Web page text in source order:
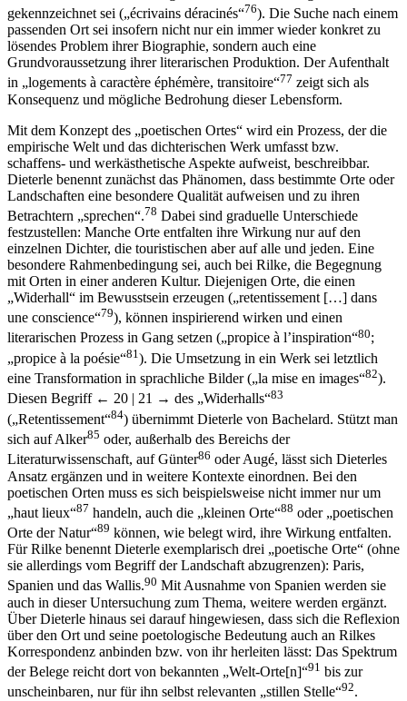
gekennzeichnet sei („écrivains déracinés“76). Die Suche nach einem
passenden Ort sei insofern nicht nur ein immer wieder konkret zu
lösendes Problem ihrer Biographie, sondern auch eine
Grundvoraussetzung ihrer literarischen Produktion. Der Aufenthalt
in „logements à caractère éphémère, transitoire“77 zeigt sich als
Konsequenz und mögliche Bedrohung dieser Lebensform.
Mit dem Konzept des „poetischen Ortes“ wird ein Prozess, der die
empirische Welt und das dichterischen Werk umfasst bzw.
schaffens- und werkästhetische Aspekte aufweist, beschreibbar.
Dieterle benennt zunächst das Phänomen, dass bestimmte Orte oder
Landschaften eine besondere Qualität aufweisen und zu ihren
Betrachtern „sprechen“.78 Dabei sind graduelle Unterschiede
festzustellen: Manche Orte entfalten ihre Wirkung nur auf den
einzelnen Dichter, die touristischen aber auf alle und jeden. Eine
besondere Rahmenbedingung sei, auch bei Rilke, die Begegnung
mit Orten in einer anderen Kultur. Diejenigen Orte, die einen
„Widerhall“ im Bewusstsein erzeugen („retentissement […] dans
une conscience“79), können inspirierend wirken und einen
literarischen Prozess in Gang setzen („propice à l’inspiration“80;
„propice à la poésie“81 ). Die Umsetzung in ein Werk sei letztlich
eine Transformation in sprachliche Bilder („la mise en images“82).
Diesen Begriff ← 20 | 21 → des „Widerhalls“83
(„Retentissement“84) übernimmt Dieterle von Bachelard. Stützt man
sich auf Alker85 oder, außerhalb des Bereichs der
Literaturwissenschaft, auf Günter86 oder Augé, lässt sich Dieterles
Ansatz ergänzen und in weitere Kontexte einordnen. Bei den
poetischen Orten muss es sich beispielsweise nicht immer nur um
„haut lieux“87 handeln, auch die „kleinen Orte“88 oder „poetischen
Orte der Natur“89 können, wie belegt wird, ihre Wirkung entfalten.
Für Rilke benennt Dieterle exemplarisch drei „poetische Orte“ (ohne
sie allerdings vom Begriff der Landschaft abzugrenzen): Paris,
Spanien und das Wallis.90 Mit Ausnahme von Spanien werden sie
auch in dieser Untersuchung zum Thema, weitere werden ergänzt.
Über Dieterle hinaus sei darauf hingewiesen, dass sich die Reflexion
über den Ort und seine poetologische Bedeutung auch an Rilkes
Korrespondenz anbinden bzw. von ihr herleiten lässt: Das Spektrum
der Belege reicht dort von bekannten „Welt-Orte[n]“91 bis zur
unscheinbaren, nur für ihn selbst relevanten „stillen Stelle“92.